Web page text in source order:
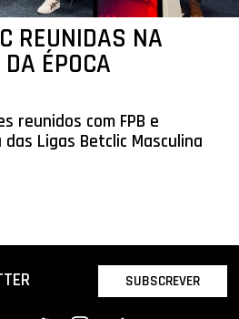
REUNIDAS NA
ÉPOCA
reunidos com FPB e
das Ligas Betclic Masculina
SUBSCREVER